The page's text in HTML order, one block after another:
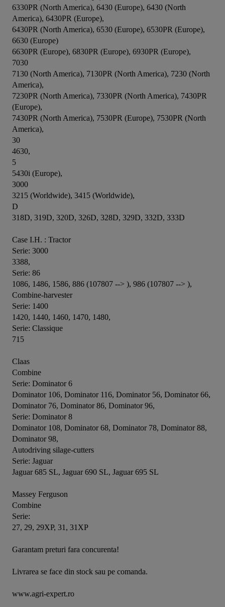
6330PR (North America), 6430 (Europe), 6430 (North
America), 6430PR (Europe),
6430PR (North America), 6530 (Europe), 6530PR (Europe),
6630 (Europe)
6630PR (Europe), 6830PR (Europe), 6930PR (Europe),
7030
7130 (North America), 7130PR (North America), 7230 (North
America),
7230PR (North America), 7330PR (North America), 7430PR
(Europe),
7430PR (North America), 7530PR (Europe), 7530PR (North
America),
30
4630,
5
5430i (Europe),
3000
3215 (Worldwide), 3415 (Worldwide),
D
318D, 319D, 320D, 326D, 328D, 329D, 332D, 333D
Case I.H. : Tractor
Serie: 3000
3388,
Serie: 86
1086, 1486, 1586, 886 (107807 --> ), 986 (107807 --> ),
Combine-harvester
Serie: 1400
1420, 1440, 1460, 1470, 1480,
Serie: Classique
715
Claas
Combine
Serie: Dominator 6
Dominator 106, Dominator 116, Dominator 56, Dominator 66,
Dominator 76, Dominator 86, Dominator 96,
Serie: Dominator 8
Dominator 108, Dominator 68, Dominator 78, Dominator 88,
Dominator 98,
Autodriving silage-cutters
Serie: Jaguar
Jaguar 685 SL, Jaguar 690 SL, Jaguar 695 SL
Massey Ferguson
Combine
Serie:
27, 29, 29XP, 31, 31XP
Garantam preturi fara concurenta!
Livrarea se face din stock sau pe comanda.
www.agri-expert.ro